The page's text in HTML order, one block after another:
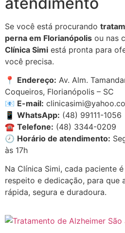
Se você está procurando
perna em Florianópolis ou nas
Clínica Simi está pronta para
você precisa.
📍 Endereço: Av. Alm.
Coqueiros, Florianópolis – SC
📧 E-mail:
📱 WhatsApp: (48) 99111-1056
☎ Telefone: (48) 3344-0209
🕗 Horário de atendimento:
às 17h
Na Clínica Simi, cada paciente
respeito e dedicação, para que
rápida, segura e duradoura.